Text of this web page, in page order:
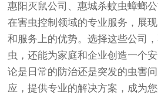
惠阳灭鼠公司、惠城杀蚊虫蟑螂
在害虫控制领域的专业服务，展
和服务上的优势。选择这些公司
虫，还能为家庭和企业创造一个
论是日常的防治还是突发的虫害
应，提供专业的解决方案，成为